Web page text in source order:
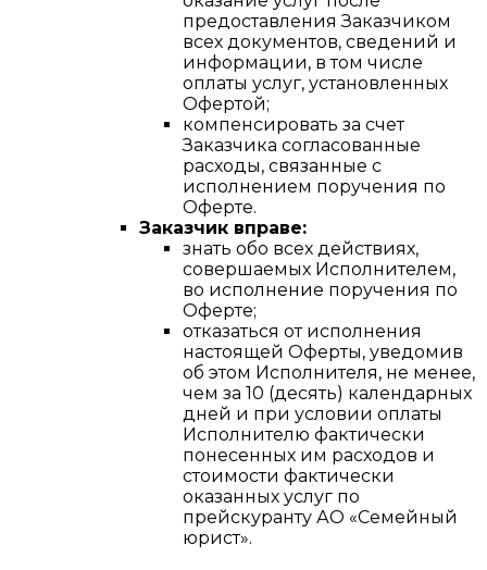
предоставления Заказчиком
всех документов, сведений и
информации, в том числе
оплаты услуг, установленных
Офертой;
компенсировать за счет
Заказчика согласованные
расходы, связанные с
исполнением поручения по
Оферте.
Заказчик вправе:
знать обо всех действиях,
совершаемых Исполнителем,
во исполнение поручения по
Оферте;
отказаться от исполнения
настоящей Оферты, уведомив
об этом Исполнителя, не менее,
чем за 10 (десять) календарных
дней и при условии оплаты
Исполнителю фактически
понесенных им расходов и
стоимости фактически
оказанных услуг по
прейскуранту АО «Семейный
юрист».